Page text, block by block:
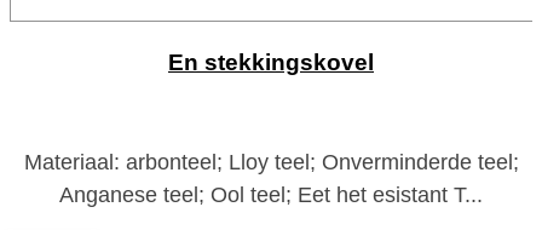
En stekkingskovel
Materiaal: arbonteel; Lloy teel; Onverminderde teel;
Anganese teel; Ool teel; Eet het esistant T...